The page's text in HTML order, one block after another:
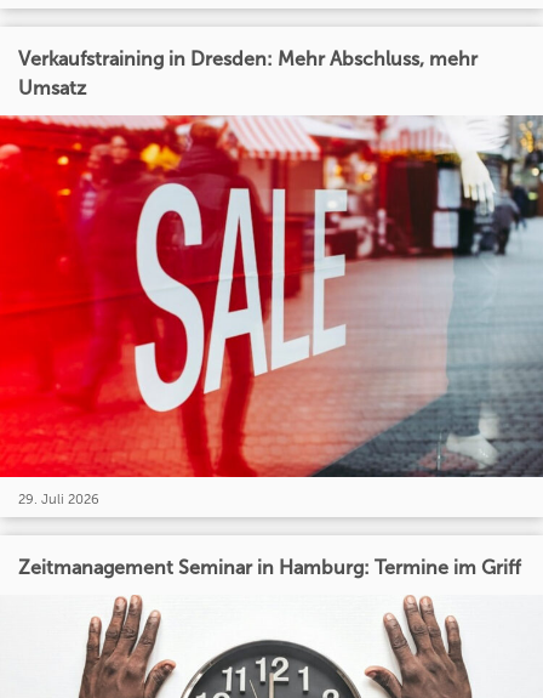
Verkaufstraining in Dresden: Mehr Abschluss, mehr
Umsatz
29. Juli 2026
Zeitmanagement Seminar in Hamburg: Termine im Griff